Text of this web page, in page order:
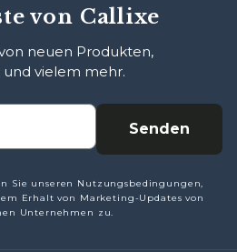
von Callixe
neuen Produkten,
vielem mehr.
Senden
Sie unseren Nutzungsbedingungen,
Erhalt von Marketing-Updates von
Unternehmen zu.